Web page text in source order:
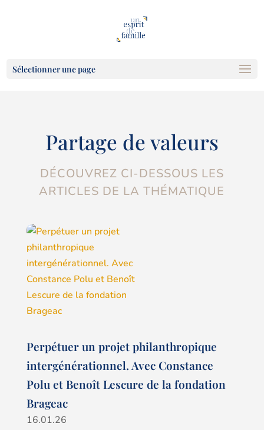
Sélectionner une page
Partage de valeurs
DÉCOUVREZ CI-DESSOUS LES
ARTICLES DE LA THÉMATIQUE
Perpétuer un projet philanthropique
intergénérationnel. Avec Constance
Polu et Benoît Lescure de la fondation
Brageac
16.01.26